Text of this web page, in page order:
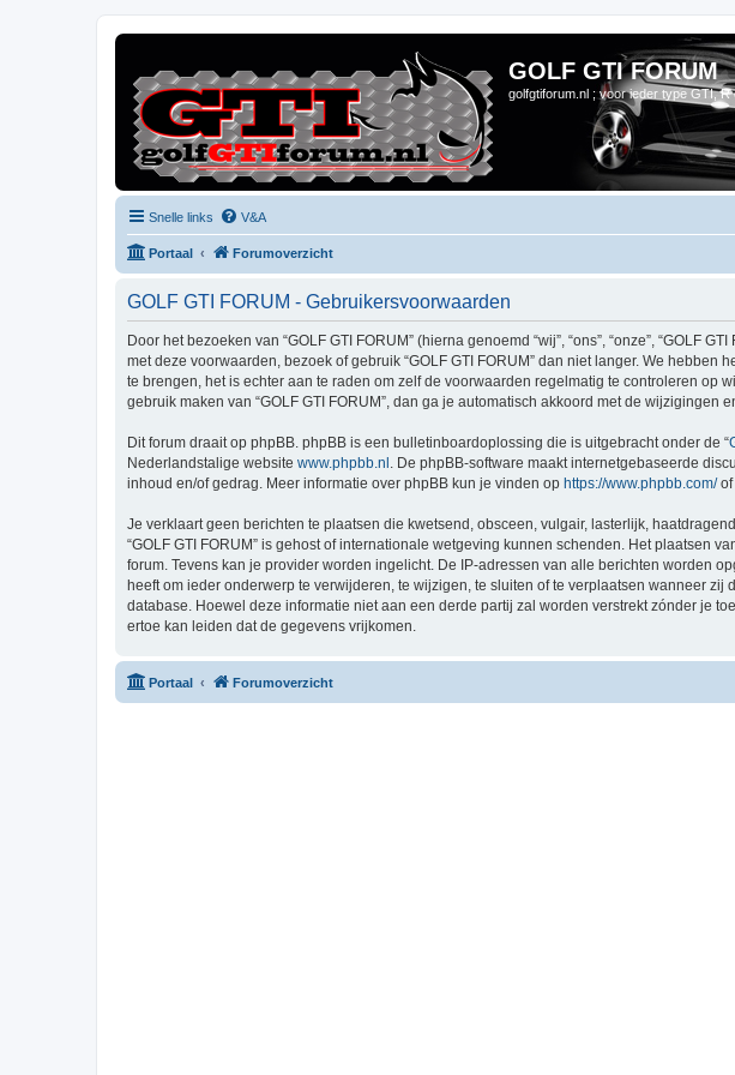
GOLF GTI FORUM
golfgtiforum.nl ; voor ieder type GTI, R
Snelle links V&A
Portaal Forumoverzicht
GOLF GTI FORUM - Gebruikersvoorwaarden
Door het bezoeken van “GOLF GTI FORUM” (hierna genoemd “wij”, “ons”, “onze”, “GOLF
met deze voorwaarden, bezoek of gebruik “GOLF GTI FORUM” dan niet langer. We
te brengen, het is echter aan te raden om zelf de voorwaarden regelmatig te controleren op
gebruik maken van “GOLF GTI FORUM”, dan ga je automatisch akkoord met de wijzigingen
Dit forum draait op phpBB. phpBB is een bulletinboardoplossing die is uitgebracht onder de “
Nederlandstalige website www.phpbb.nl . De phpBB-software maakt internetgebaseerde
inhoud en/of gedrag. Meer informatie over phpBB kun je vinden op https://www.phpbb.com/of
Je verklaart geen berichten te plaatsen die kwetsend, obsceen, vulgair, lasterlijk,
“GOLF GTI FORUM” is gehost of internationale wetgeving kunnen schenden. Het
forum. Tevens kan je provider worden ingelicht. De IP-adressen van alle berichten worden
heeft om ieder onderwerp te verwijderen, te wijzigen, te sluiten of te verplaatsen wanneer
database. Hoewel deze informatie niet aan een derde partij zal worden verstrekt zónder je
ertoe kan leiden dat de gegevens vrijkomen.
Portaal Forumoverzicht